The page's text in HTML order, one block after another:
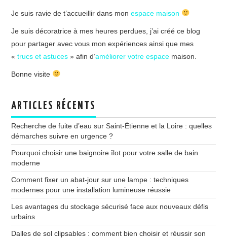
Je suis ravie de t’accueillir dans monespace maison
Je suis décoratrice à mes heures perdues, j’ai créé ce blog
pour partager avec vous mon expériences ainsi que mes
«trucs et astuces » afin d’améliorer votre espace maison.
Bonne visite
ARTICLES RÉCENTS
Recherche de fuite d’eau sur Saint-Étienne et la Loire : quelles
démarches suivre en urgence ?
Pourquoi choisir une baignoire îlot pour votre salle de bain
moderne
Comment fixer un abat-jour sur une lampe : techniques
modernes pour une installation lumineuse réussie
Les avantages du stockage sécurisé face aux nouveaux défis
urbains
Dalles de sol clipsables : comment bien choisir et réussir son